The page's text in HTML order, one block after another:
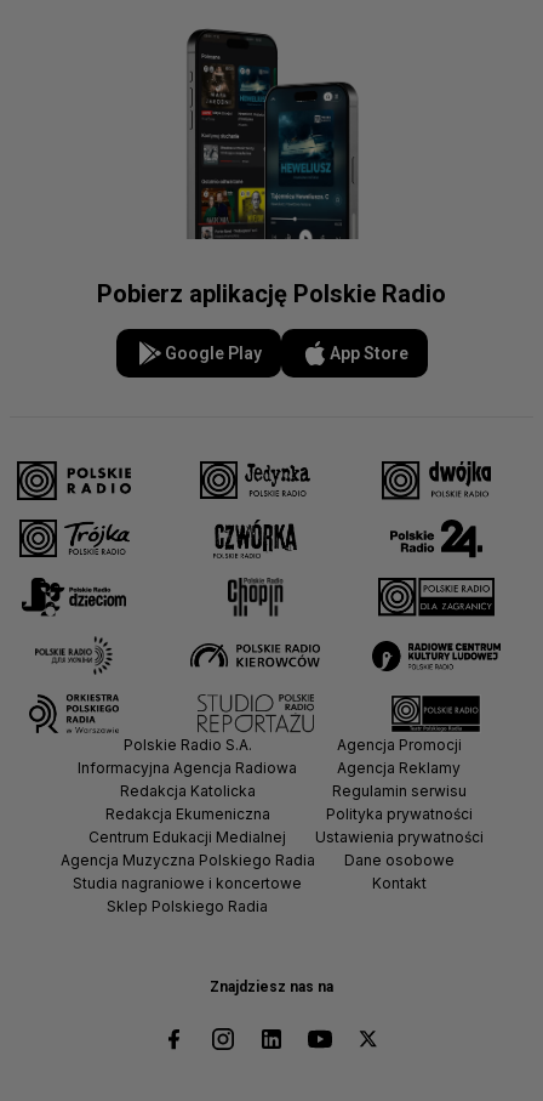
Pobierz aplikację Polskie Radio
Google Play App Store
Znajdziesz nas na
Polskie Radio S.A.
Informacyjna Agencja Radiowa
Redakcja Katolicka
Redakcja Ekumeniczna
Centrum Edukacji Medialnej
Agencja Muzyczna Polskiego Radia
Studia nagraniowe i koncertowe
Sklep Polskiego Radia
Agencja Promocji
Agencja Reklamy
Regulamin serwisu
Polityka prywatności
Ustawienia prywatności
Dane osobowe
Kontakt